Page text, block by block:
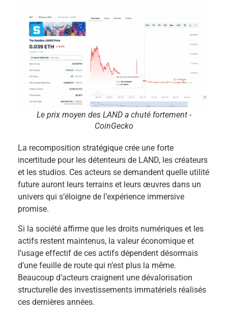
Le prix moyen des LAND a chuté fortement -
CoinGecko
La recomposition stratégique crée une forte
incertitude pour les détenteurs de LAND, les créateurs
et les studios. Ces acteurs se demandent quelle utilité
future auront leurs terrains et leurs œuvres dans un
univers qui s’éloigne de l’expérience immersive
promise.
Si la société affirme que les droits numériques et les
actifs restent maintenus, la valeur économique et
l’usage effectif de ces actifs dépendent désormais
d’une feuille de route qui n’est plus la même.
Beaucoup d’acteurs craignent une dévalorisation
structurelle des investissements immatériels réalisés
ces dernières années.